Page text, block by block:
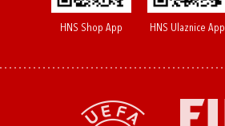
HNS Shop App HNS Ulaznice App